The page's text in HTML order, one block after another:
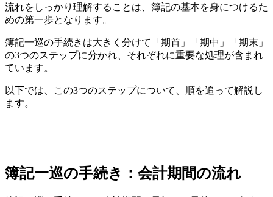
流れをしっかり理解することは、簿記の基本を身につけるた
めの第一歩となります。
簿記一巡の手続きは大きく分けて「期首」「期中」「期末」
の3つのステップに分かれ、それぞれに重要な処理が含まれ
ています。
以下では、この3つのステップについて、順を追って解説し
ます。
簿記一巡の手続き：会計期間の流れ